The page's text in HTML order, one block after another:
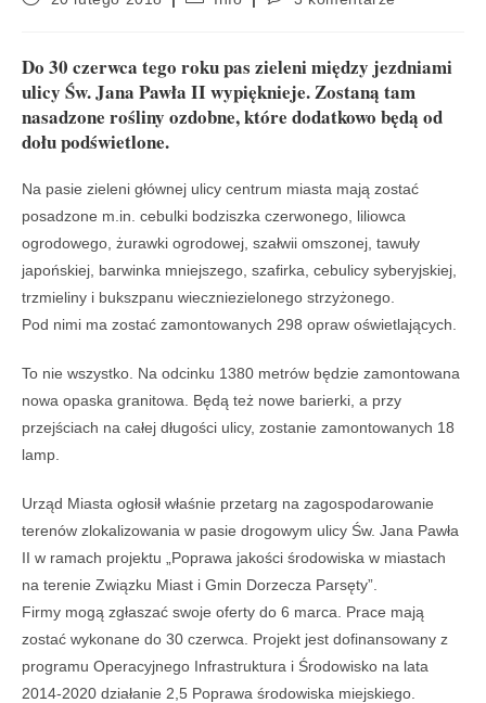
Do 30 czerwca tego roku pas zieleni między jezdniami
ulicy Św. Jana Pawła II wypięknieje. Zostaną tam
nasadzone rośliny ozdobne, które dodatkowo będą od
dołu podświetlone.
Na pasie zieleni głównej ulicy centrum miasta mają zostać
posadzone m.in. cebulki bodziszka czerwonego, liliowca
ogrodowego, żurawki ogrodowej, szałwii omszonej, tawuły
japońskiej, barwinka mniejszego, szafirka, cebulicy syberyjskiej,
trzmieliny i bukszpanu wieczniezielonego strzyżonego.
Pod nimi ma zostać zamontowanych 298 opraw oświetlających.
To nie wszystko. Na odcinku 1380 metrów będzie zamontowana
nowa opaska granitowa. Będą też nowe barierki, a przy
przejściach na całej długości ulicy, zostanie zamontowanych 18
lamp.
Urząd Miasta ogłosił właśnie przetarg na zagospodarowanie
terenów zlokalizowania w pasie drogowym ulicy Św. Jana Pawła
II w ramach projektu „Poprawa jakości środowiska w miastach
na terenie Związku Miast i Gmin Dorzecza Parsęty”.
Firmy mogą zgłaszać swoje oferty do 6 marca. Prace mają
zostać wykonane do 30 czerwca. Projekt jest dofinansowany z
programu Operacyjnego Infrastruktura i Środowisko na lata
2014-2020 działanie 2,5 Poprawa środowiska miejskiego.